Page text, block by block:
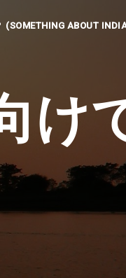
(SOMETHING ABOUT
け